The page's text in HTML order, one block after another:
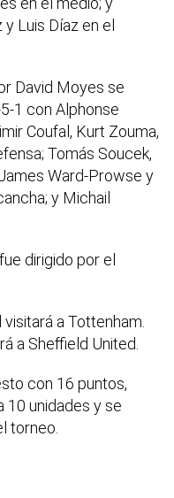
Luis Díaz en el
David Moyes se
1 con Alphonse
Coufal, Kurt Zouma,
Tomás Soucek,
Ward-Prowse y
y Michail
dirigido por el
a Tottenham.
a Sheffield United.
con 16 puntos,
10 unidades y se
torneo.